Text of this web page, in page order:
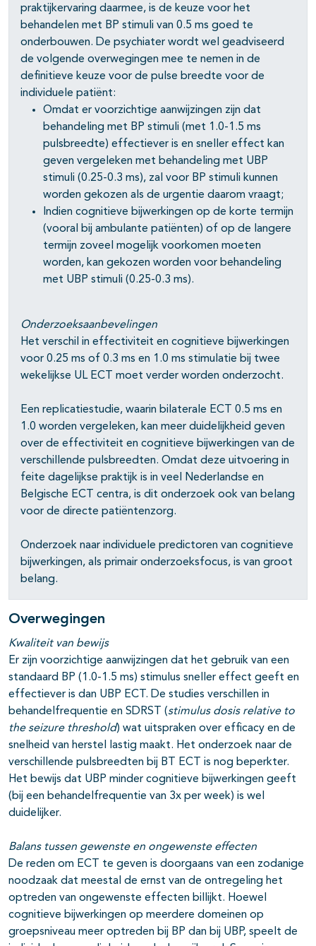
praktijkervaring daarmee, is de keuze voor het
behandelen met BP stimuli van 0.5 ms goed te
onderbouwen. De psychiater wordt wel geadviseerd
de volgende overwegingen mee te nemen in de
definitieve keuze voor de pulse breedte voor de
individuele patiënt:
Omdat er voorzichtige aanwijzingen zijn dat
behandeling met BP stimuli (met 1.0-1.5 ms
pulsbreedte) effectiever is en sneller effect kan
geven vergeleken met behandeling met UBP
stimuli (0.25-0.3 ms), zal voor BP stimuli kunnen
worden gekozen als de urgentie daarom vraagt;
Indien cognitieve bijwerkingen op de korte termijn
(vooral bij ambulante patiënten) of op de langere
termijn zoveel mogelijk voorkomen moeten
worden, kan gekozen worden voor behandeling
met UBP stimuli (0.25-0.3 ms).
Onderzoeksaanbevelingen
Het verschil in effectiviteit en cognitieve bijwerkingen
voor 0.25 ms of 0.3 ms en 1.0 ms stimulatie bij twee
wekelijkse UL ECT moet verder worden onderzocht.
Een replicatiestudie, waarin bilaterale ECT 0.5 ms en
1.0 worden vergeleken, kan meer duidelijkheid geven
over de effectiviteit en cognitieve bijwerkingen van de
verschillende pulsbreedten. Omdat deze uitvoering in
feite dagelijkse praktijk is in veel Nederlandse en
Belgische ECT centra, is dit onderzoek ook van belang
voor de directe patiëntenzorg.
Onderzoek naar individuele predictoren van cognitieve
bijwerkingen, als primair onderzoeksfocus, is van groot
belang.
Overwegingen
Kwaliteit van bewijs
Er zijn voorzichtige aanwijzingen dat het gebruik van een
standaard BP (1.0-1.5 ms) stimulus sneller effect geeft en
effectiever is dan UBP ECT. De studies verschillen in
behandelfrequentie en SDRST (stimulus dosis relative to
the seizure threshold) wat uitspraken over efficacy en de
snelheid van herstel lastig maakt. Het onderzoek naar de
verschillende pulsbreedten bij BT ECT is nog beperkter.
Het bewijs dat UBP minder cognitieve bijwerkingen geeft
(bij een behandelfrequentie van 3x per week) is wel
duidelijker.
Balans tussen gewenste en ongewenste effecten
De reden om ECT te geven is doorgaans van een zodanige
noodzaak dat meestal de ernst van de ontregeling het
optreden van ongewenste effecten billijkt. Hoewel
cognitieve bijwerkingen op meerdere domeinen op
groepsniveau meer optreden bij BP dan bij UBP, speelt de